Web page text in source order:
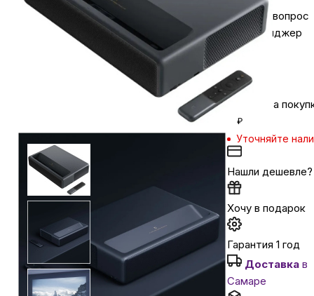
Сумки и чемоданы
Для дома и дачи
LEGO
Для домашних питомцев
Умный дом и безопасность
Автомобильные аксессуары
Сервисный центр Apple в Самаре
Задайте вопрос
в мессенджер
Кешбэк за
₽
Уточняйте
Нашли дешевле?
Хочу в подарок
Гарантия 1 год
Доставка в
Самаре